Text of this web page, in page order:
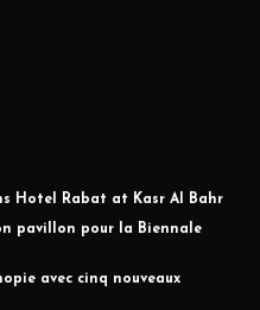
Hotel Rabat at Kasr Al Bahr
pavillon pour la Biennale
avec cinq nouveaux